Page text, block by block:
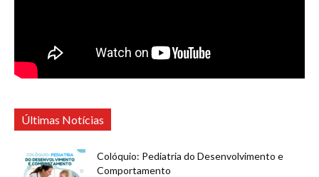
Últimas Notícias
Colóquio: Pediatria do Desenvolvimento e
Comportamento